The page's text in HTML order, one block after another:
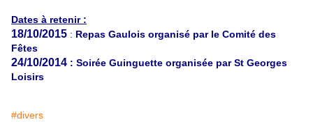
Dates à retenir :
18/10/2015 : Repas Gaulois organisé par le Comité des
Fêtes
24/10/2014 : Soirée Guinguette organisée par St Georges
Loisirs
#divers